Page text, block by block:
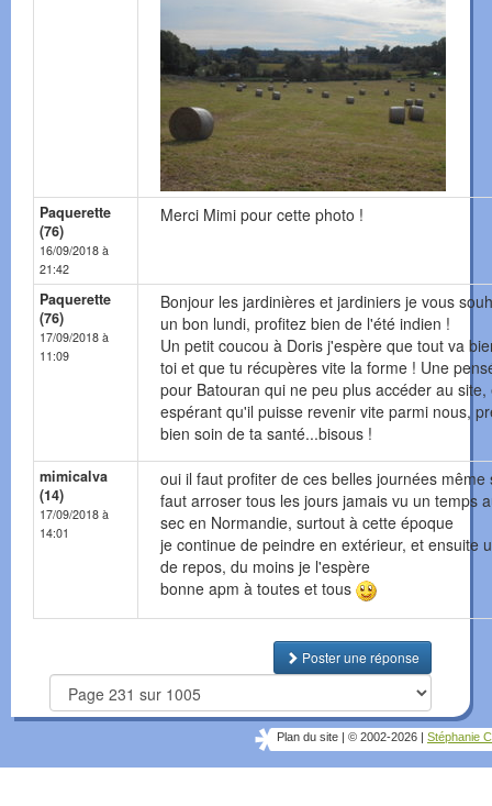
Paquerette
(76)
16/09/2018 à
21:42
Merci Mimi pour cette photo !
Paquerette
(76)
17/09/2018 à
11:09
Bonjour les jardinières et jardiniers je vous
un bon lundi, profitez bien de l'été indien !
Un petit coucou à Doris j'espère que tout va
toi et que tu récupères vite la forme ! Une
pour Batouran qui ne peu plus accéder au site,
espérant qu'il puisse revenir vite parmi nous,
bien soin de ta santé...bisous !
mimicalva
(14)
17/09/2018 à
14:01
oui il faut profiter de ces belles journées même
faut arroser tous les jours jamais vu un temps
sec en Normandie, surtout à cette époque
je continue de peindre en extérieur, et ensuite
de repos, du moins je l'espère
bonne apm à toutes et tous
Poster une réponse
Plan du site © 2002-2026 Stéphanie C